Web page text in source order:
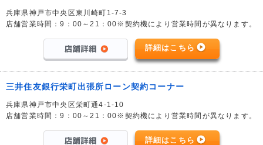
兵庫県神戸市中央区東川崎町1-7-3
店舗営業時間：9：00～21：00※契約機により営業時間が異なります。
詳細はこちら
三井住友銀行栄町出張所ローン契約コーナー
兵庫県神戸市中央区栄町通4-1-10
店舗営業時間：9：00～21：00※契約機により営業時間が異なります。
詳細はこちら